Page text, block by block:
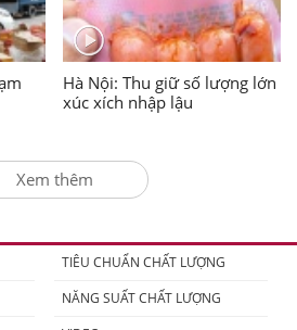
Hà Nội: Thu giữ số lượng lớn
xúc xích nhập lậu
Xem thêm
TIÊU CHUẨN CHẤT LƯỢNG
NĂNG SUẤT CHẤT LƯỢNG